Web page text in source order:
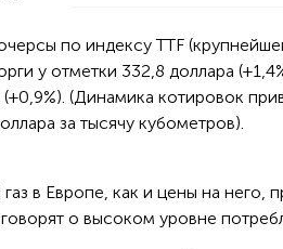
по индексу TTF
у отметки 332,8 доллара
(Динамика котировок
за тысячу кубометров).
в Европе, как и цены на него,
о высоком уровне